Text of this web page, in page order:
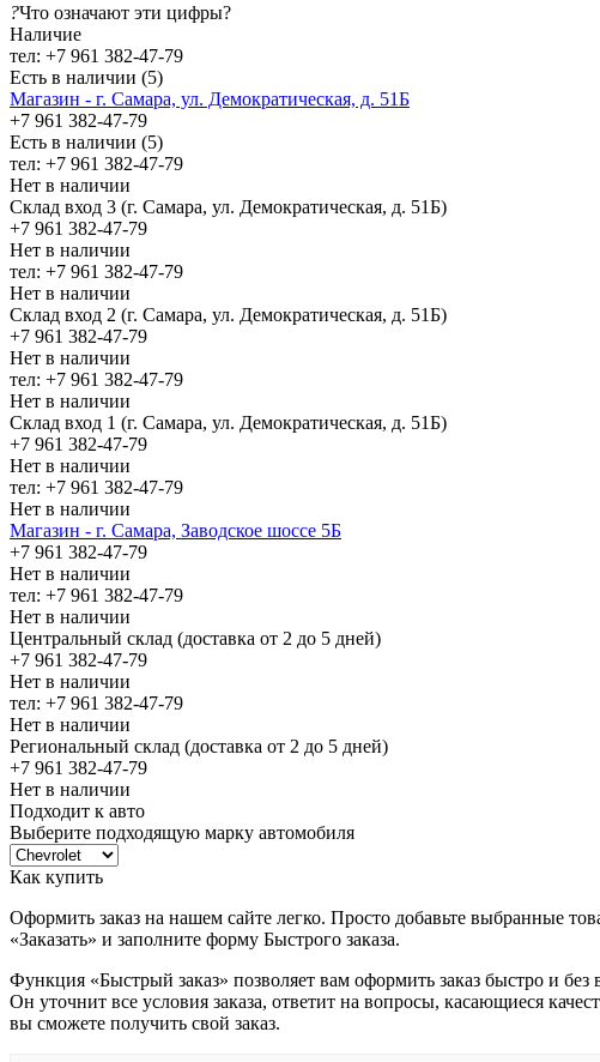
?Что означают эти цифры?
Наличие
тел: +7 961 382-47-79
Есть в наличии (5)
Магазин - г. Самара, ул. Демократическая, д. 51Б
+7 961 382-47-79
Есть в наличии (5)
тел: +7 961 382-47-79
Нет в наличии
Склад вход 3 (г. Самара, ул. Демократическая, д. 51Б)
+7 961 382-47-79
Нет в наличии
тел: +7 961 382-47-79
Нет в наличии
Склад вход 2 (г. Самара, ул. Демократическая, д. 51Б)
+7 961 382-47-79
Нет в наличии
тел: +7 961 382-47-79
Нет в наличии
Склад вход 1 (г. Самара, ул. Демократическая, д. 51Б)
+7 961 382-47-79
Нет в наличии
тел: +7 961 382-47-79
Нет в наличии
Магазин - г. Самара, Заводское шоссе 5Б
+7 961 382-47-79
Нет в наличии
тел: +7 961 382-47-79
Нет в наличии
Центральный склад (доставка от 2 до 5 дней)
+7 961 382-47-79
Нет в наличии
тел: +7 961 382-47-79
Нет в наличии
Региональный склад (доставка от 2 до 5 дней)
+7 961 382-47-79
Нет в наличии
Подходит к авто
Выберите подходящую марку автомобиля
Как купить
Оформить заказ на нашем сайте легко. Просто добавьте выбранные
«Заказать» и заполните форму Быстрого заказа.
Функция «Быстрый заказ» позволяет вам оформить заказ быстро и
Он уточнит все условия заказа, ответит на вопросы, касающиеся
вы сможете получить свой заказ.